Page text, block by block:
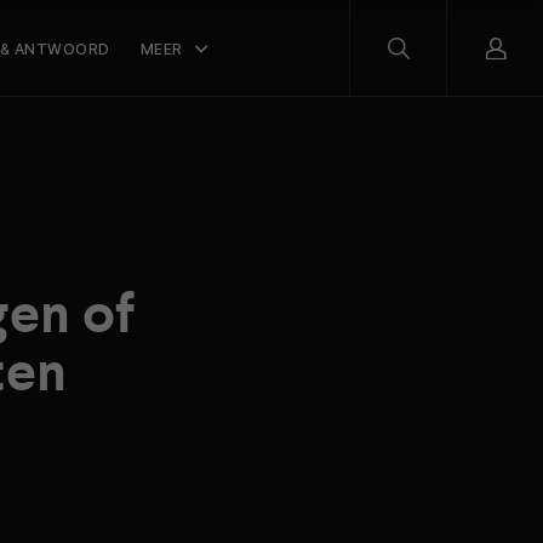
ANTWOORD MEER
of